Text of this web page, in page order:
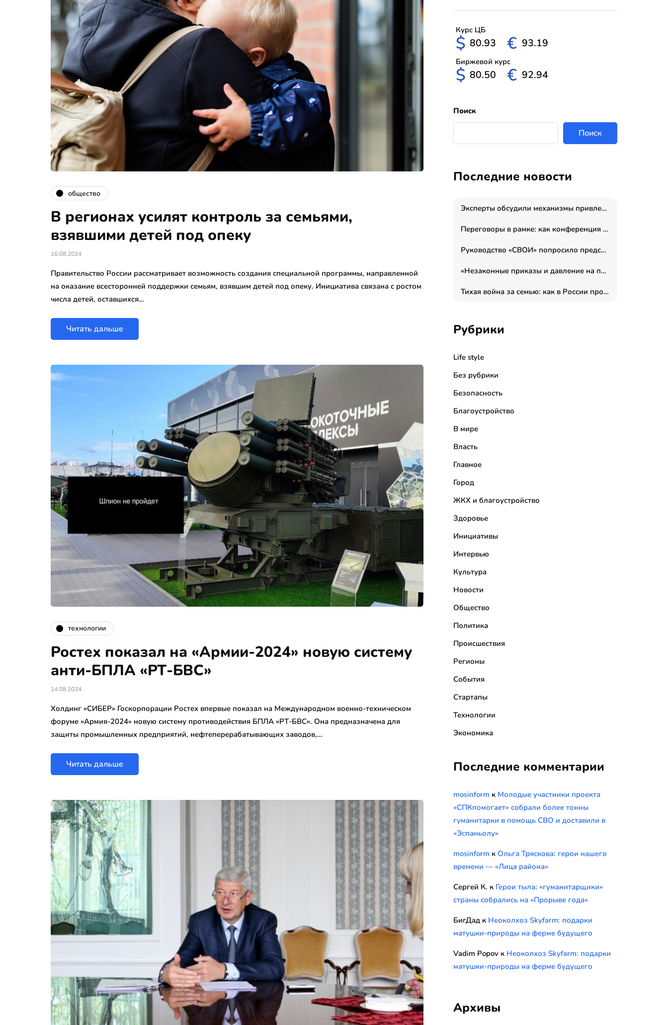
общество
В регионах усилят контроль за семьями,
взявшими детей под опеку
16.08.2024
Правительство России рассматривает возможность создания специальной программы, направленной
на оказание всесторонней поддержки семьям, взявшим детей под опеку. Инициатива связана с ростом
числа детей, оставшихся…
Читать дальше
технологии
Ростех показал на «Армии-2024» новую систему
анти-БПЛА «РТ-БВС»
14.08.2024
Холдинг «СИБЕР» Госкорпорации Ростех впервые показал на Международном военно-техническом
форуме «Армия-2024» новую систему противодействия БПЛА «РТ-БВС». Она предназначена для
защиты промышленных предприятий, нефтеперерабатывающих заводов,…
Читать дальше
Курс ЦБ
$ 80.93 € 93.19
Биржевой курс
$ 80.50 € 92.94
Поиск
Поиск
Последние новости
Эксперты обсудили механизмы привлечения молодых специалистов в промышленные города
Переговоры в рамке: как конференция «Бизнес как искусство» переформатирует деловой этикет в стенах ТПП РФ
Руководство «СВОИ» попросило председателя СКР дать правовую оценку обысков в тыловом штабе
«Незаконные приказы и давление на полицию»: Эрнеста Султанова задержали у посольства Израиля во время одиночного пикета
Тихая война за семью: как в России прошла неделя правовой помощи
Рубрики
Life style
Без рубрики
Безопасность
Благоустройство
В мире
Власть
Главное
Город
ЖКХ и благоустройство
Здоровье
Инициативы
Интервью
Культура
Новости
Общество
Политика
Происшествия
Регионы
События
Стартапы
Технологии
Экономика
Последние комментарии
mosinform к Молодые участники проекта
«СПКпомогает» собрали более тонны
гуманитарки в помощь СВО и доставили в
«Эспаньолу»
mosinform к Ольга Тряскова: герои нашего
времени — «Лица района»
Сергей К. к Герои тыла: «гуманитарщики»
страны собрались на «Прорыве года»
БигДад к Неоколхоз Skyfarm: подарки
матушки-природы на ферме будущего
Vadim Popov к Неоколхоз Skyfarm: подарки
матушки-природы на ферме будущего
Архивы